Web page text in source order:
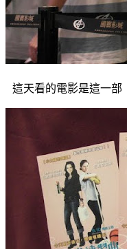
這天看的電影是這一部